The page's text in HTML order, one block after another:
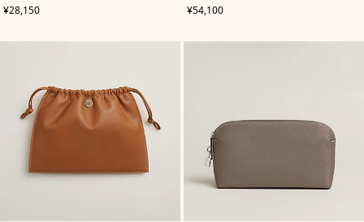
蓝
,
价格
¥28,150 黄
,
价格
¥54,100